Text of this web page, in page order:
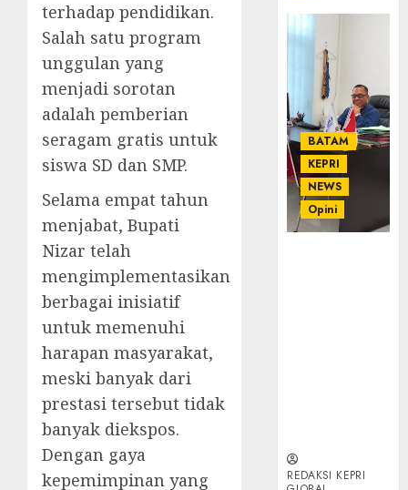
terhadap pendidikan.
Salah satu program
unggulan yang
menjadi sorotan
adalah pemberian
seragam gratis untuk
siswa SD dan SMP.
Selama empat tahun
menjabat, Bupati
Nizar telah
mengimplementasikan
berbagai inisiatif
untuk memenuhi
harapan masyarakat,
meski banyak dari
prestasi tersebut tidak
banyak diekspos.
Dengan gaya
kepemimpinan yang
BATAM
KEPRI
NEWS
Opini
REDAKSI KEPRI